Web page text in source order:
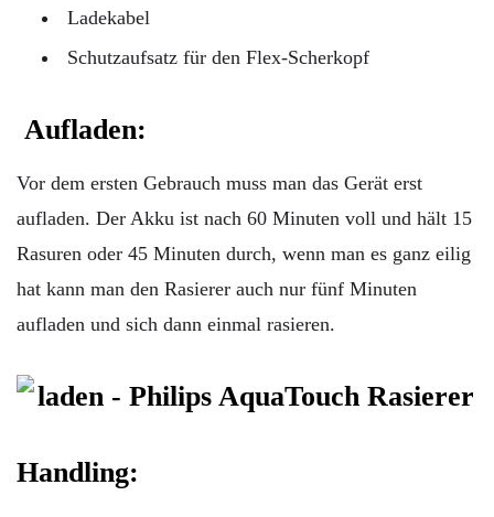
Ladekabel
Schutzaufsatz für den Flex-Scherkopf
Aufladen:
Vor dem ersten Gebrauch muss man das Gerät erst
aufladen. Der Akku ist nach 60 Minuten voll und hält 15
Rasuren oder 45 Minuten durch, wenn man es ganz eilig
hat kann man den Rasierer auch nur fünf Minuten
aufladen und sich dann einmal rasieren.
Handling: